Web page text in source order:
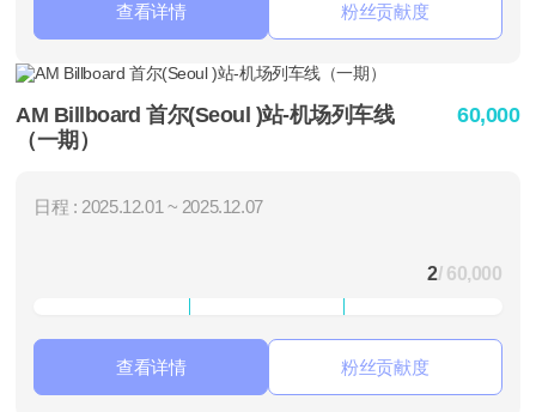
查看详情 粉丝贡献度
AM Billboard 首尔(Seoul )站-机场列车线
（一期）
60,000
日程 : 2025.12.01 ~ 2025.12.07
2/ 60,000
查看详情 粉丝贡献度